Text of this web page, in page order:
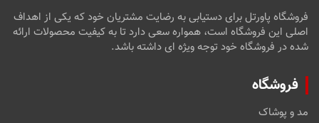
فروشگاه پاورتل برای دستیابی به رضایت مشتریان خود که یکی از اهداف
اصلی این فروشگاه است، همواره سعی دارد تا به کیفیت محصولات ارائه
شده در فروشگاه خود توجه ویژه ای داشته باشد.
فروشگاه
مد و پوشاک